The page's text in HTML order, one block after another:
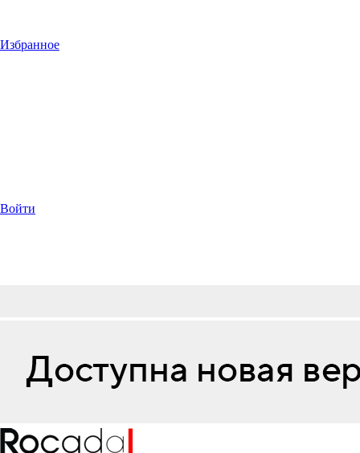
Избранное
Войти